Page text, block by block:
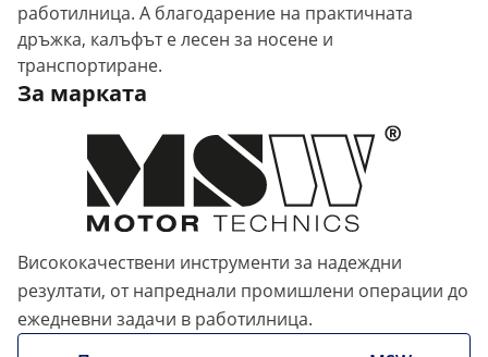
работилница. А благодарение на практичната
дръжка, калъфът е лесен за носене и
транспортиране.
За марката
Висококачествени инструменти за надеждни
резултати, от напреднали промишлени операции до
ежедневни задачи в работилница.